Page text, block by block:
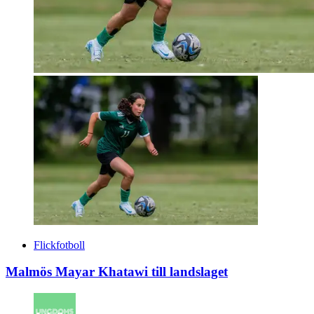
Flickfotboll
Malmös Mayar Khatawi till landslaget